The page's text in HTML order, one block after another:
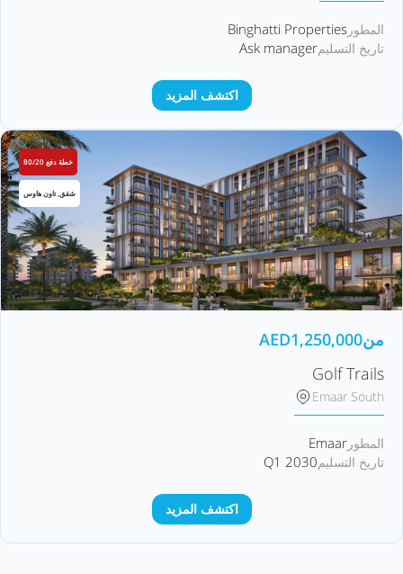
المطور Binghatti Properties
تاريخ التسليمAsk manager
اكتشف المزيد
خطة دفع 80/20
شقق, تاون هاوس
من AED1,250,000
Golf Trails
Emaar South
المطور Emaar
تاريخ التسليمQ1 2030
اكتشف المزيد